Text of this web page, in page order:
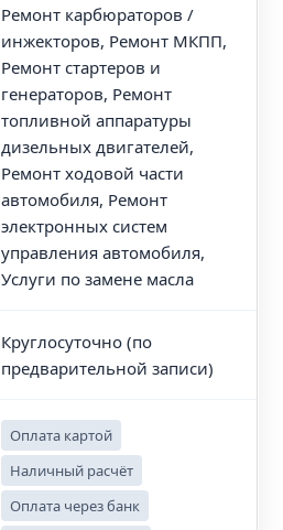
Ремонт карбюраторов /
инжекторов, Ремонт МКПП,
Ремонт стартеров и
генераторов, Ремонт
топливной аппаратуры
дизельных двигателей,
Ремонт ходовой части
автомобиля, Ремонт
электронных систем
управления автомобиля,
Услуги по замене масла
Круглосуточно (по
предварительной записи)
Оплата картой
Наличный расчёт
Оплата через банк